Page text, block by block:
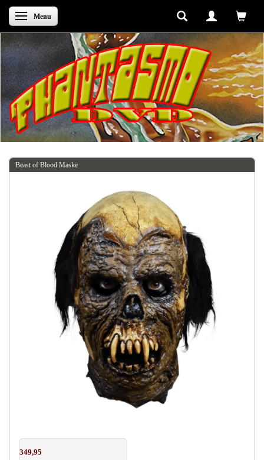
Skifte navigation
Menu
Beast of Blood Maske
349,95